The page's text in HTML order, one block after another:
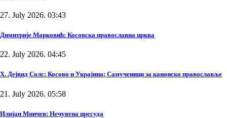
27. July 2026. 03:43
Димитрије Марковић: Косовска православна црква
22. July 2026. 04:45
Х. Дејвид Солс: Косово и Украјина: Самученици за канонско православље
21. July 2026. 05:58
Илијан Минчев: Нечувена пресуда